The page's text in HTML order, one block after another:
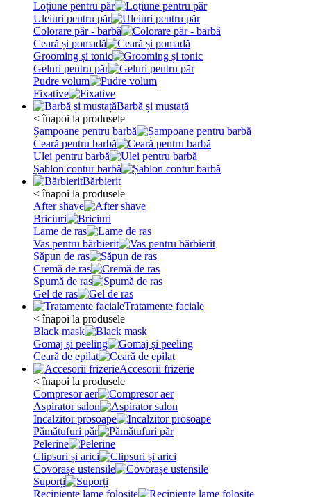
Loțiune pentru păr
Uleiuri pentru păr
Colorare păr - barbă
Ceară și pomadă
Grooming și tonic
Geluri pentru păr
Pudre volum
Fixative
Barbă și mustață
< înapoi la produsele
Șampoane pentru barbă
Ceară pentru barbă
Ulei pentru barbă
Șablon contur barbă
Bărbierit
< înapoi la produsele
After shave
Briciuri
Lame de ras
Vas pentru bărbierit
Săpun de ras
Cremă de ras
Spumă de ras
Gel de ras
Tratamente faciale
< înapoi la produsele
Black mask
Gomaj și peeling
Ceară de epilat
Accesorii frizerie
< înapoi la produsele
Compresor aer
Aspirator salon
Incalzitor prosoape
Pămătufuri păr
Pelerine
Clipsuri și arici
Covorașe ustensile
Suporți
Recipiente lame folosite